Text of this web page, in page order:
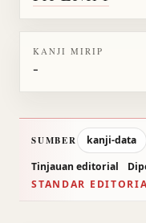
KANJI MIRIP
-
SUMBER kanji-data
Tinjauan editorial
STANDAR